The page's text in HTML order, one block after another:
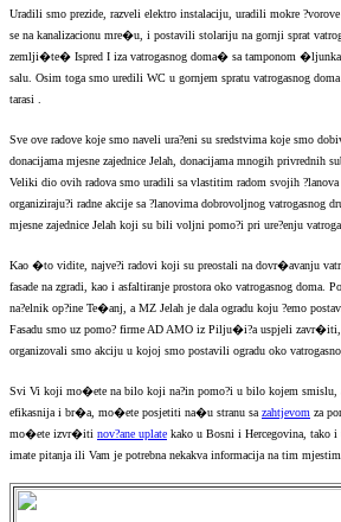
Uradili smo prezide, razveli elektro instalaciju, uradili mokre
se na kanalizacionu mre�u, i postavili stolariju na gornji sprat
zemlji�te� Ispred I iza vatrogasnog doma� sa tamponom
salu. Osim toga smo uredili WC u gornjem spratu vatrogasnog
tarasi .
Sve ove radove koje smo naveli ura?eni su sredstvima koje smo
donacijama mjesne zajednice Jelah, donacijama mnogih privrednih
Veliki dio ovih radova smo uradili sa vlastitim radom svojih
organiziraju?i radne akcije sa ?lanovima dobrovoljnog vatrogasnog
mjesne zajednice Jelah koji su bili voljni pomo?i pri ure?enju
Kao �to vidite, najve?i radovi koji su preostali na dovr�avanju
fasade na zgradi, kao i asfaltiranje prostora oko vatrogasnog doma.
na?elnik op?ine Te�anj, a MZ Jelah je dala ogradu koju ?emo
Fasadu smo uz pomo? firme AD AMO iz Pilju�i?a uspjeli
organizovali smo akciju u kojoj smo postavili ogradu oko
Svi Vi koji mo�ete na bilo koji na?in pomo?i u bilo kojem
efikasnija i br�a, mo�ete posjetiti na�u stranu sa zahtjevom za
mo�ete izvr�iti nov?ane uplate kako u Bosni i Hercegovina, tako
imate pitanja ili Vam je potrebna nekakva informacija na tim